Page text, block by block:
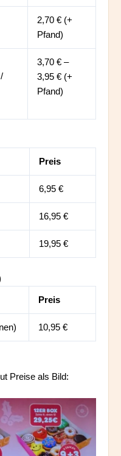
2,70 € (+
Pfand)
3,70 € –
3,95 € (+
Pfand)
Preis
6,95 €
16,95 €
19,95 €
Preis
10,95 €
Preise als Bild: